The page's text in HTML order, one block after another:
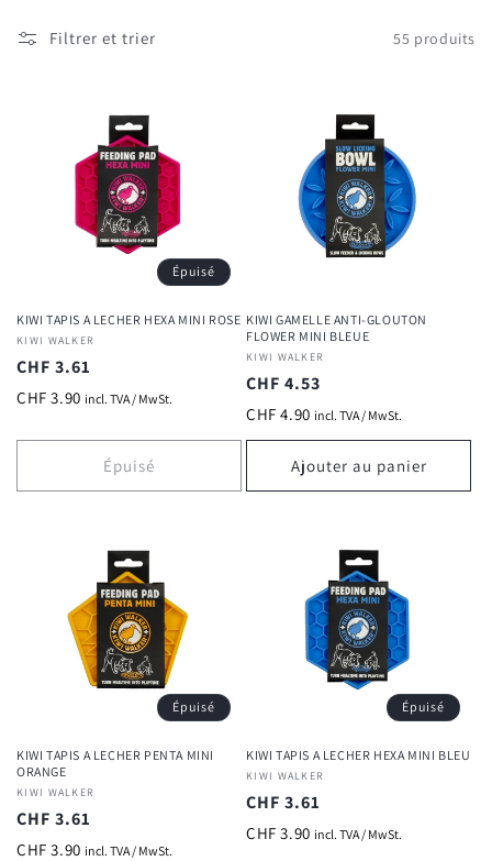
Filtrer et trier 55 produits
Épuisé
KIWI TAPIS A LECHER HEXA MINI ROSE
Fournisseur :
KIWI WALKER
Prix
habituel
CHF 3.61
CHF 3.90 incl. TVA / MwSt.
Épuisé
KIWI GAMELLE ANTI-GLOUTON
FLOWER MINI BLEUE
Fournisseur :
KIWI WALKER
Prix
habituel
CHF 4.53
CHF 4.90 incl. TVA / MwSt.
Ajouter au panier
Épuisé
KIWI TAPIS A LECHER PENTA MINI
ORANGE
Fournisseur :
KIWI WALKER
Prix
habituel
CHF 3.61
CHF 3.90 incl. TVA / MwSt.
Épuisé
KIWI TAPIS A LECHER HEXA MINI BLEU
Fournisseur :
KIWI WALKER
Prix
habituel
CHF 3.61
CHF 3.90 incl. TVA / MwSt.